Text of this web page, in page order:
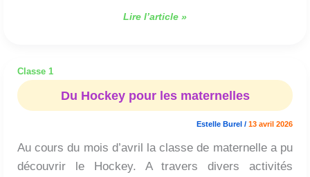
Lire l’article »
Classe 1
Du Hockey pour les maternelles
Estelle Burel / 13 avril 2026
Au cours du mois d’avril la classe de maternelle a pu
découvrir le Hockey. A travers divers activités
pour